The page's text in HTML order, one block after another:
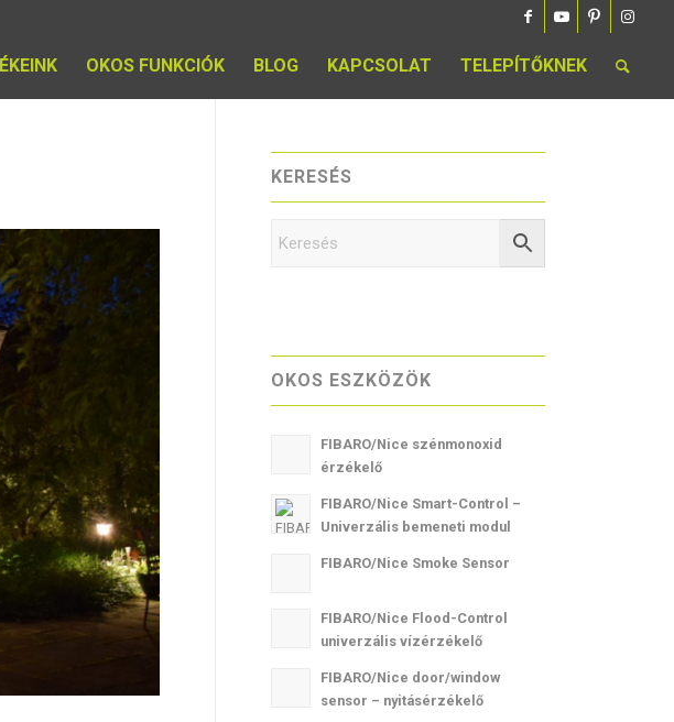
OKOS FUNKCIÓK BLOG KAPCSOLAT TELEPÍTŐKNEK
KERESÉS
OKOS ESZKÖZÖK
FIBARO/Nice szénmonoxid
érzékelő
FIBARO/Nice Smart-Control –
Univerzális bemeneti modul
FIBARO/Nice Smoke Sensor
FIBARO/Nice Flood-Control
univerzális vízérzékelő
FIBARO/Nice door/window
sensor – nyitásérzékelő